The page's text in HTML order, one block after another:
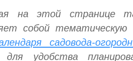
на этой странице
собой тематическую
садовода-
для удобства